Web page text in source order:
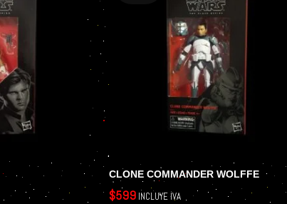
CLONE COMMANDER WOLFFE
$599 INCLUYE IVA